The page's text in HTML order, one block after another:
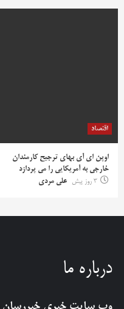
اقتصاد
اوپن ای آی بهای ترجیح کارمندان
خارجی به آمریکایی را می پردازد
3 روز پیش
علی مردی
درباره ما
وب سایت خبری خبررسان